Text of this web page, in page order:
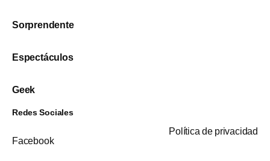
Sorprendente
Espectáculos
Geek
Redes Sociales
Facebook
Política de privacidad